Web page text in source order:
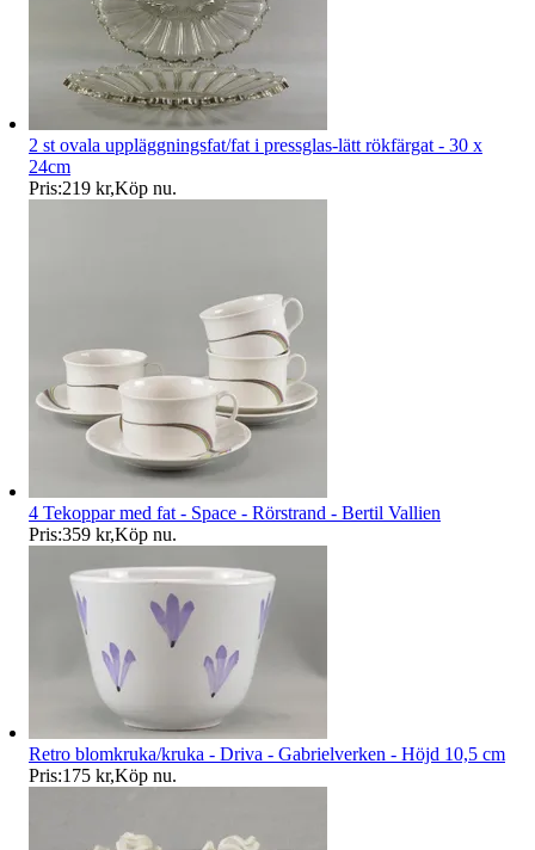
2 st ovala uppläggningsfat/fat i pressglas-lätt rökfärgat - 30 x
24cm
Pris:219 kr,Köp nu.
4 Tekoppar med fat - Space - Rörstrand - Bertil Vallien
Pris:359 kr,Köp nu.
Retro blomkruka/kruka - Driva - Gabrielverken - Höjd 10,5 cm
Pris:175 kr,Köp nu.